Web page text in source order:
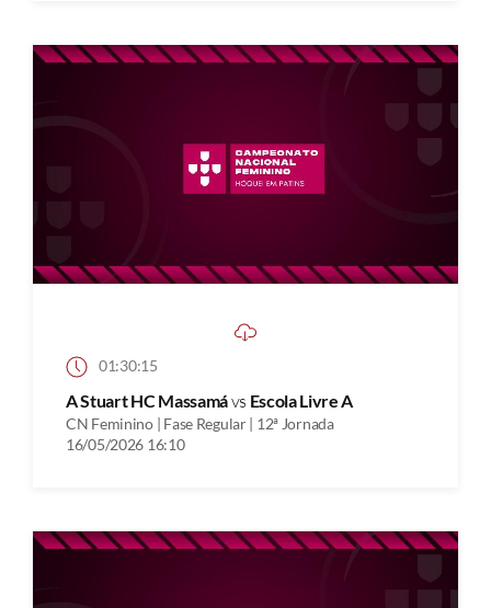
01:30:15
A Stuart HC Massamávs Escola Livre A
CN Feminino | Fase Regular | 12ª Jornada
16/05/2026 16:10